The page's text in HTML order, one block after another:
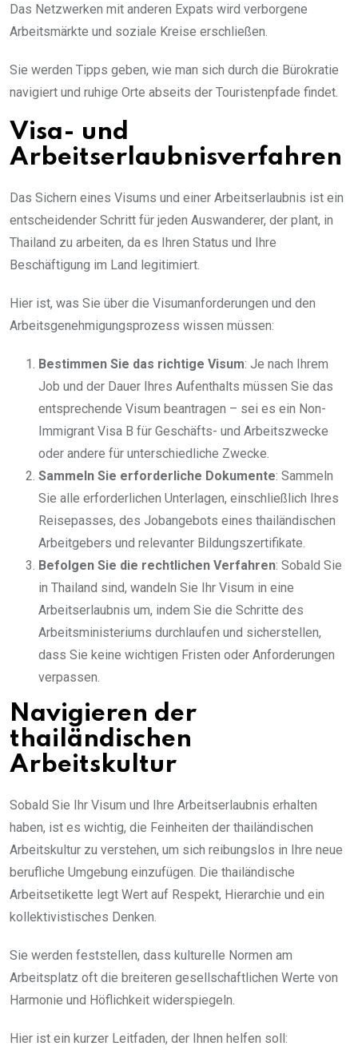
Das Netzwerken mit anderen Expats wird verborgene
Arbeitsmärkte und soziale Kreise erschließen.
Sie werden Tipps geben, wie man sich durch die Bürokratie
navigiert und ruhige Orte abseits der Touristenpfade findet.
Visa- und
Arbeitserlaubnisverfahren
Das Sichern eines Visums und einer Arbeitserlaubnis ist ein
entscheidender Schritt für jeden Auswanderer, der plant, in
Thailand zu arbeiten, da es Ihren Status und Ihre
Beschäftigung im Land legitimiert.
Hier ist, was Sie über die Visumanforderungen und den
Arbeitsgenehmigungsprozess wissen müssen:
Bestimmen Sie das richtige Visum: Je nach Ihrem
Job und der Dauer Ihres Aufenthalts müssen Sie das
entsprechende Visum beantragen – sei es ein Non-
Immigrant Visa B für Geschäfts- und Arbeitszwecke
oder andere für unterschiedliche Zwecke.
Sammeln Sie erforderliche Dokumente: Sammeln
Sie alle erforderlichen Unterlagen, einschließlich Ihres
Reisepasses, des Jobangebots eines thailändischen
Arbeitgebers und relevanter Bildungszertifikate.
Befolgen Sie die rechtlichen Verfahren: Sobald Sie
in Thailand sind, wandeln Sie Ihr Visum in eine
Arbeitserlaubnis um, indem Sie die Schritte des
Arbeitsministeriums durchlaufen und sicherstellen,
dass Sie keine wichtigen Fristen oder Anforderungen
verpassen.
Navigieren der
thailändischen
Arbeitskultur
Sobald Sie Ihr Visum und Ihre Arbeitserlaubnis erhalten
haben, ist es wichtig, die Feinheiten der thailändischen
Arbeitskultur zu verstehen, um sich reibungslos in Ihre neue
berufliche Umgebung einzufügen. Die thailändische
Arbeitsetikette legt Wert auf Respekt, Hierarchie und ein
kollektivistisches Denken.
Sie werden feststellen, dass kulturelle Normen am
Arbeitsplatz oft die breiteren gesellschaftlichen Werte von
Harmonie und Höflichkeit widerspiegeln.
Hier ist ein kurzer Leitfaden, der Ihnen helfen soll: